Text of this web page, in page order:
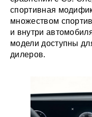
спортивная
множеством
и внутри
модели доступны
дилеров.